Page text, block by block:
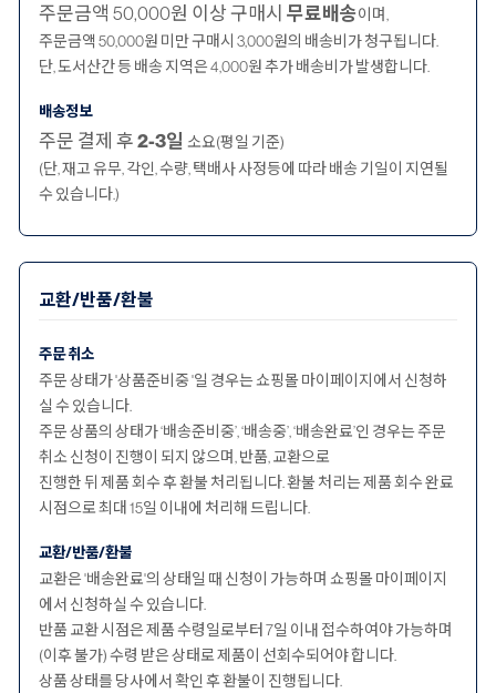
주문금액 50,000원 이상 구매시 무료배송이며,
주문금액 50,000원 미만 구매시 3,000원의 배송비가 청구됩니다.
단, 도서산간 등 배송 지역은 4,000원 추가 배송비가 발생합니다.
배송정보
주문 결제 후2-3일 소요(평일 기준)
(단, 재고 유무, 각인, 수량, 택배사 사정등에 따라 배송 기일이 지연될
수 있습니다.)
교환/반품/환불
주문 취소
주문 상태가 '상품준비중 '일 경우는 쇼핑몰 마이페이지에서 신청하
실 수 있습니다.
주문 상품의 상태가 ‘배송준비중’, ‘배송중’, ‘배송완료’인 경우는 주문
취소 신청이 진행이 되지 않으며, 반품, 교환으로
진행한 뒤 제품 회수 후 환불 처리됩니다. 환불 처리는 제품 회수 완료
시점으로 최대 15일 이내에 처리해 드립니다.
교환/반품/환불
교환은 '배송완료'의 상태일 때 신청이 가능하며 쇼핑몰 마이페이지
에서 신청하실 수 있습니다.
반품 교환 시점은 제품 수령일로부터 7일 이내 접수하여야 가능하며
(이후 불가) 수령 받은 상태로 제품이 선회수되어야 합니다.
상품 상태를 당사에서 확인 후 환불이 진행됩니다.